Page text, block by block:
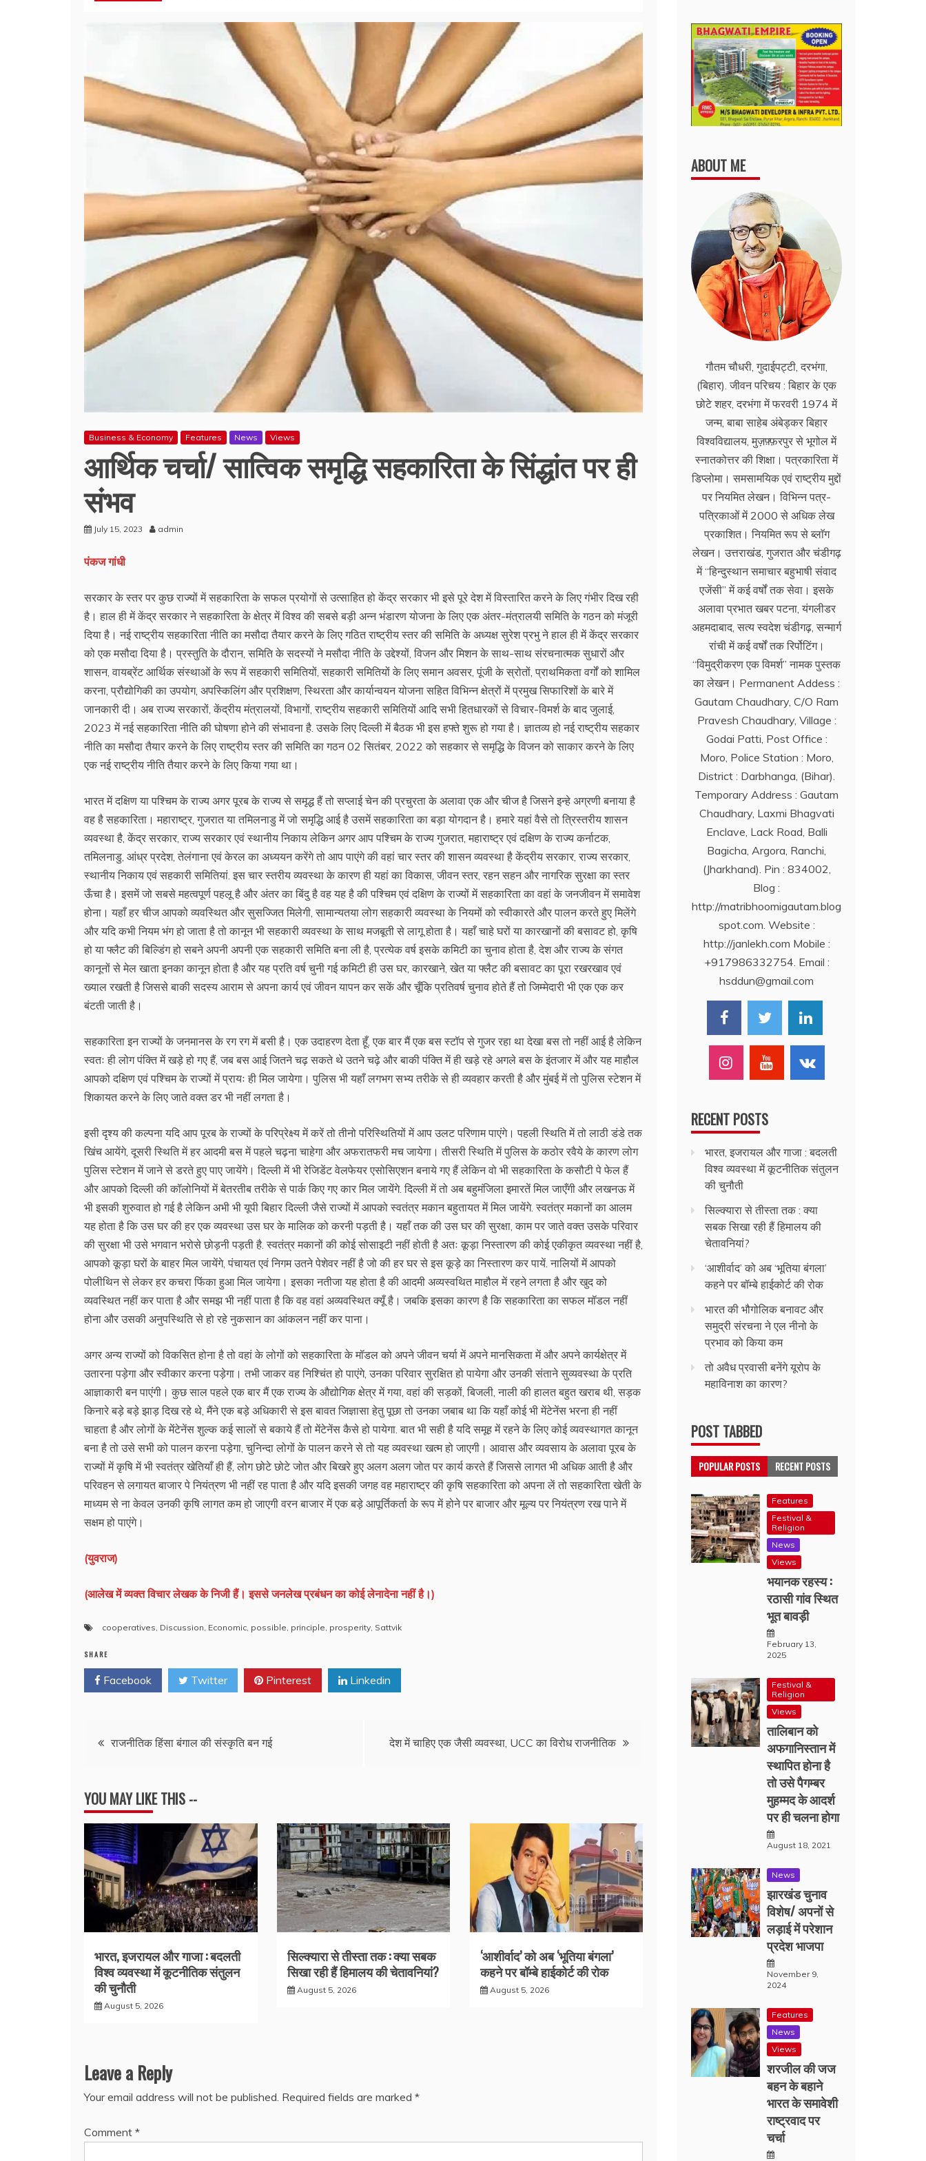
Business & Economy Features News Views
आर्थिक चर्चा/ सात्विक समृद्धि सहकारिता के सिंद्धांत पर ही
संभव
July 15, 2023 admin
पंकज गांधी
सरकार के स्तर पर कुछ राज्यों में सहकारिता के सफल प्रयोगों से उत्साहित हो केंद्र सरकार भी इसे पूरे देश में विस्तारित करने के लिए गंभीर दिख रही
है। हाल ही में केंद्र सरकार ने सहकारिता के क्षेत्र में विश्व की सबसे बड़ी अन्न भंडारण योजना के लिए एक अंतर-मंत्रालयी समिति के गठन को मंजूरी
दिया है। नई राष्ट्रीय सहकारिता नीति का मसौदा तैयार करने के लिए गठित राष्ट्रीय स्तर की समिति के अध्यक्ष सुरेश प्रभु ने हाल ही में केंद्र सरकार
को एक मसौदा दिया है। प्रस्तुति के दौरान, समिति के सदस्यों ने मसौदा नीति के उद्देश्यों, विजन और मिशन के साथ-साथ संरचनात्मक सुधारों और
शासन, वायब्रेंट आर्थिक संस्थाओं के रूप में सहकारी समितियों, सहकारी समितियों के लिए समान अवसर, पूंजी के स्रोतों, प्राथमिकता वर्गों को शामिल
करना, प्रौद्योगिकी का उपयोग, अपस्किलिंग और प्रशिक्षण, स्थिरता और कार्यान्वयन योजना सहित विभिन्न क्षेत्रों में प्रमुख सिफारिशों के बारे में
जानकारी दी। अब राज्य सरकारों, केंद्रीय मंत्रालयों, विभागों, राष्ट्रीय सहकारी समितियों आदि सभी हितधारकों से विचार-विमर्श के बाद जुलाई,
2023 में नई सहकारिता नीति की घोषणा होने की संभावना है. उसके लिए दिल्ली में बैठक भी इस हफ्ते शुरू हो गया है। ज्ञातव्य हो नई राष्ट्रीय सहकार
नीति का मसौदा तैयार करने के लिए राष्ट्रीय स्तर की समिति का गठन 02 सितंबर, 2022 को सहकार से समृद्धि के विजन को साकार करने के लिए
एक नई राष्ट्रीय नीति तैयार करने के लिए किया गया था।
भारत में दक्षिण या पश्चिम के राज्य अगर पूरब के राज्य से समृद्ध हैं तो सप्लाई चेन की प्रचुरता के अलावा एक और चीज है जिसने इन्हे अग्रणी बनाया है
वह है सहकारिता। महाराष्ट्र, गुजरात या तमिलनाडु में जो समृद्धि आई है उसमें सहकारिता का बड़ा योगदान है। हमारे यहां वैसे तो त्रिस्तरीय शासन
व्यवस्था है, केंद्र सरकार, राज्य सरकार एवं स्थानीय निकाय लेकिन अगर आप पश्चिम के राज्य गुजरात, महाराष्ट्र एवं दक्षिण के राज्य कर्नाटक,
तमिलनाडु, आंध्र प्रदेश, तेलंगाना एवं केरल का अध्ययन करेंगे तो आप पाएंगे की वहां चार स्तर की शासन व्यवस्था है केंद्रीय सरकार, राज्य सरकार,
स्थानीय निकाय एवं सहकारी समितियां. इस चार स्तरीय व्यवस्था के कारण ही यहां का विकास, जीवन स्तर, रहन सहन और नागरिक सुरक्षा का स्तर
ऊँचा है। इसमें जो सबसे महत्वपूर्ण पहलू है और अंतर का बिंदु है वह यह है की पश्चिम एवं दक्षिण के राज्यों में सहकारिता का वहां के जनजीवन में समावेश
होना। यहाँ हर चीज आपको व्यवस्थित और सुसज्जित मिलेगी, सामान्यतया लोग सहकारी व्यवस्था के नियमों को स्वीकारते और पालन करते हुए मिलेंगे
और यदि कभी नियम भंग हो जाता है तो कानून भी सहकारी व्यवस्था के साथ मजबूती से लागू होता है। यहाँ चाहे घरों या कारखानों की बसावट हो, कृषि
हो या फ्लैट की बिल्डिंग हो सबने अपनी अपनी एक सहकारी समिति बना ली है, प्रत्येक वर्ष इसके कमिटी का चुनाव होता है, देश और राज्य के संगत
कानूनों से मेल खाता इनका कानून होता है और यह प्रति वर्ष चुनी गई कमिटी ही उस घर, कारखाने, खेत या फ्लैट की बसावट का पूरा रखरखाव एवं
ख्याल रखती है जिससे बाकी सदस्य आराम से अपना कार्य एवं जीवन यापन कर सकें और चूँकि प्रतिवर्ष चुनाव होते हैं तो जिम्मेदारी भी एक एक कर
बंटती जाती है।
सहकारिता इन राज्यों के जनमानस के रग रग में बसी है। एक उदाहरण देता हूँ, एक बार मैं एक बस स्टॉप से गुजर रहा था देखा बस तो नहीं आई है लेकिन
स्वतः ही लोग पंक्ति में खड़े हो गए हैं, जब बस आई जितने चढ़ सकते थे उतने चढ़े और बाकी पंक्ति में ही खड़े रहे अगले बस के इंतजार में और यह माहौल
आपको दक्षिण एवं पश्चिम के राज्यों में प्रायः ही मिल जायेगा। पुलिस भी यहाँ लगभग सभ्य तरीके से ही व्यवहार करती है और मुंबई में तो पुलिस स्टेशन में
शिकायत करने के लिए जाते वक्त डर भी नहीं लगता है।
इसी दृश्य की कल्पना यदि आप पूरब के राज्यों के परिप्रेक्ष्य में करें तो तीनो परिस्थितियों में आप उलट परिणाम पाएंगे। पहली स्थिति में तो लाठी डंडे तक
खिंच आयेंगे, दूसरी स्थिति में हर आदमी बस में पहले चढ़ना चाहेगा और अफरातफरी मच जायेगा। तीसरी स्थिति में पुलिस के कठोर रवैये के कारण लोग
पुलिस स्टेशन में जाने से डरते हुए पाए जायेंगे। दिल्ली में भी रेजिडेंट वेलफेयर एसोसिएशन बनाये गए हैं लेकिन वो भी सहकारिता के कसौटी पे फेल हैं
और आपको दिल्ली की कॉलोनियों में बेतरतीब तरीके से पार्क किए गए कार मिल जायेंगे. दिल्ली में तो अब बहुमंजिला इमारतें मिल जाएँगी और लखनऊ में
भी इसकी शुरुवात हो गई है लेकिन अभी भी यूपी बिहार दिल्ली जैसे राज्यों में आपको स्वतंत्र मकान बहुतायत में मिल जायेंगे. स्वतंत्र मकानों का आलम
यह होता है कि उस घर की हर एक व्यवस्था उस घर के मालिक को करनी पड़ती है। यहाँ तक की उस घर की सुरक्षा, काम पर जाते वक्त उसके परिवार
की सुरक्षा भी उसे भगवान भरोसे छोड़नी पड़ती है. स्वतंत्र मकानों की कोई सोसाइटी नहीं होती है अतः कूड़ा निस्तारण की कोई एकीकृत व्यवस्था नहीं है,
आपको कूड़ा घरों के बाहर मिल जायेंगे, पंचायत एवं निगम उतने पेशेवर नहीं है जो की हर घर से इस कूड़े का निस्तारण कर पायें. नालियों में आपको
पोलीथिन से लेकर हर कचरा फिंका हुआ मिल जायेगा। इसका नतीजा यह होता है की आदमी अव्यस्वथित माहौल में रहने लगता है और खुद को
व्यवस्थित नहीं कर पाता है और समझ भी नहीं पाता है कि वह वहां अव्यवस्थित क्यूँ है। जबकि इसका कारण है कि सहकारिता का सफल मॉडल नहीं
होना और उसकी अनुपस्थिति से हो रहे नुकसान का आंकलन नहीं कर पाना।
अगर अन्य राज्यों को विकसित होना है तो वहां के लोगों को सहकारिता के मॉडल को अपने जीवन चर्या में अपने मानसिकता में और अपने कार्यक्षेत्र में
उतारना पड़ेगा और स्वीकार करना पड़ेगा। तभी जाकर वह निश्चिंत हो पाएंगे, उनका परिवार सुरक्षित हो पायेगा और उनकी संताने सुव्यवस्था के प्रति
आज्ञाकारी बन पाएंगी। कुछ साल पहले एक बार मैं एक राज्य के औद्योगिक क्षेत्र में गया, वहां की सड़कों, बिजली, नाली की हालत बहुत खराब थी, सड़क
किनारे बड़े बड़े झाड़ दिख रहे थे, मैंने एक बड़े अधिकारी से इस बावत जिज्ञासा हेतु पूछा तो उनका जबाब था कि यहाँ कोई भी मेंटेनेंस भरना ही नहीं
चाहता है और लोगों के मेंटेनेंस शुल्क कई सालों से बकाये हैं तो मेंटेनेंस कैसे हो पायेगा. बात भी सही है यदि समूह में रहने के लिए कोई व्यवस्थागत कानून
बना है तो उसे सभी को पालन करना पड़ेगा, चुनिन्दा लोगों के पालन करने से तो यह व्यवस्था खत्म हो जाएगी। आवास और व्यवसाय के अलावा पूरब के
राज्यों में कृषि में भी स्वतंत्र खेतियाँ ही हैं, लोग छोटे छोटे जोत और बिखरे हुए अलग अलग जोत पर कार्य करते हैं जिससे लागत भी अधिक आती है और
परिवहन से लगायत बाजार पे नियंत्रण भी नहीं रह पाता है और यदि इसकी जगह वह महाराष्ट्र की कृषि सहकारिता को अपना लें तो सहकारिता खेती के
माध्यम से ना केवल उनकी कृषि लागत कम हो जाएगी वरन बाजार में एक बड़े आपूर्तिकर्ता के रूप में होने पर बाजार और मूल्य पर नियंत्रण रख पाने में
सक्षम हो पाएंगे।
(युवराज)
(आलेख में व्यक्त विचार लेखक के निजी हैं। इससे जनलेख प्रबंधन का कोई लेनादेना नहीं है।)
cooperatives Discussion Economic possible principle prosperity Sattvik
SHARE
Facebook Twitter Pinterest Linkedin
Postराजनीतिक हिंसा बंगाल की संस्कृति बन गई देश में चाहिए एक जैसी व्यवस्था, UCC का विरोध राजनीतिक
YOU MAY LIKE THIS --
भारत, इजरायल और गाजा : बदलती
विश्व व्यवस्था में कूटनीतिक संतुलन
की चुनौती
August 5, 2026
सिल्क्यारा से तीस्ता तक : क्या सबक
सिखा रही हैं हिमालय की चेतावनियां?
August 5, 2026
‘आशीर्वाद’ को अब ‘भूतिया बंगला’
कहने पर बॉम्बे हाईकोर्ट की रोक
August 5, 2026
Leave a Reply
Your email address will not be published. Required fields are marked *
Comment *
ABOUT ME
गौतम चौधरी, गुदाईपट्टी, दरभंगा,
(बिहार). जीवन परिचय : बिहार के एक
छोटे शहर, दरभंगा में फरवरी 1974 में
जन्म, बाबा साहेब अंबेड्कर बिहार
विश्वविद्यालय, मुज़फ़्फ़रपुर से भूगोल में
स्नातकोत्तर की शिक्षा। पत्रकारिता में
डिप्लोमा। समसामयिक एवं राष्ट्रीय मुद्दों
पर नियमित लेखन। विभिन्न पत्र-
पत्रिकाओं में 2000 से अधिक लेख
प्रकाशित। नियमित रूप से ब्लाॅग
लेखन। उत्तराखंड, गुजरात और चंडीगढ़
में ‘‘हिन्दुस्थान समाचार बहुभाषी संवाद
एजेंसी’’ में कई वर्षों तक सेवा। इसके
अलावा प्रभात खबर पटना, यंगलीडर
अहमदाबाद, सत्य स्वदेश चंडीगढ़, सन्मार्ग
रांची में कई वर्षों तक रिर्पोटिंग।
‘‘विमुद्रीकरण एक विमर्श’’ नामक पुस्तक
का लेखन। Permanent Addess :
Gautam Chaudhary, C/O Ram
Pravesh Chaudhary, Village :
Godai Patti, Post Office :
Moro, Police Station : Moro,
District : Darbhanga, (Bihar).
Temporary Address : Gautam
Chaudhary, Laxmi Bhagvati
Enclave, Lack Road, Balli
Bagicha, Argora, Ranchi,
(Jharkhand). Pin : 834002,
Blog :
http://matribhoomigautam.blog
spot.com. Website :
http://janlekh.com Mobile :
+917986332754. Email :
hsddun@gmail.com
RECENT POSTS
भारत, इजरायल और गाजा : बदलती
विश्व व्यवस्था में कूटनीतिक संतुलन
की चुनौती
सिल्क्यारा से तीस्ता तक : क्या
सबक सिखा रही हैं हिमालय की
चेतावनियां?
‘आशीर्वाद’ को अब ‘भूतिया बंगला’
कहने पर बॉम्बे हाईकोर्ट की रोक
भारत की भौगोलिक बनावट और
समुद्री संरचना ने एल नीनो के
प्रभाव को किया कम
तो अवैध प्रवासी बनेंगे यूरोप के
महाविनाश का कारण?
POST TABBED
POPULAR POSTS RECENT POSTS
Features
Festival &
Religion
News
Views
भयानक रहस्य :
रठासी गांव स्थित
भूत बावड़ी
February 13,
2025
Festival &
Religion
Views
तालिबान को
अफगानिस्तान में
स्थापित होना है
तो उसे पैगम्बर
मुहम्मद के आदर्श
पर ही चलना होगा
August 18, 2021
News
झारखंड चुनाव
विशेष/ अपनों से
लड़ाई में परेशान
प्रदेश भाजपा
November 9,
2024
Features
News
Views
शरजील की जज
बहन के बहाने
भारत के समावेशी
राष्ट्रवाद पर
चर्चा